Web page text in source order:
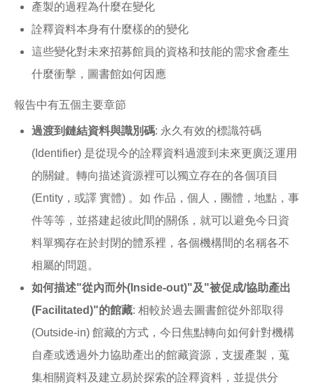
產製的過程為什麼在變化
詮釋資料本身有什麼樣的的變化
這些變化對未來招募館員的資格和技能的需求會產生
什麼衝擊，圖書館如何因應
報告中有五個主要章節
過渡到鏈結資料與識別碼: 永久有效的標識符碼
(Identifier) 是從現今的詮釋資料過渡到未來更廣泛運用
的關鍵。轉向描述資源裡可以獨立存在的各個項目
(Entity，或譯 實體) 。如 作品，個人，團體，地點，事
件等等，並搭建起彼此間的關係，就可以避免今日資
料單獨存在於封閉的體系裡，各個機構間的名稱各不
相屬的問題。
如何描述"從內而外(Inside-out)"及"被促成/協助產出
(Facilitated)"的館藏: 相較於過去圖書館從外部取得
(Outside-in) 館藏的方式，今日焦點轉向如何針對機構
自產或透過外力協助產出的館藏資源，支援產製，蒐
集相關資料及建立易於探索的詮釋資料，並提供分